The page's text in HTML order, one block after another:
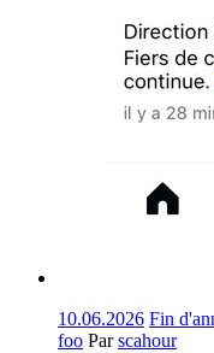
10.06.2026 Fin
foo Parscahour